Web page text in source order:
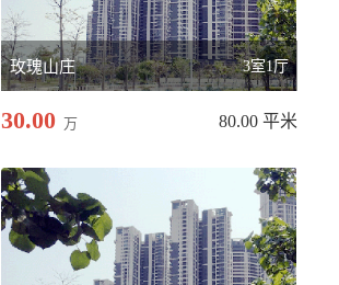
玫瑰山庄 3室1厅
30.00 万 80.00 平米